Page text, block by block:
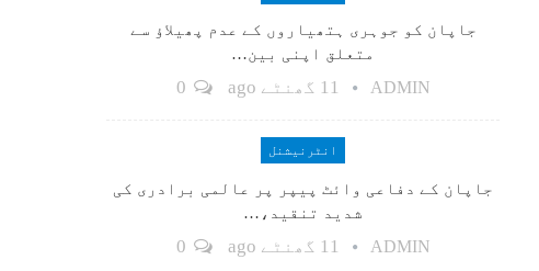
جاپان کو جوہری ہتھیاروں کے عدم پھیلاؤ سے
متعلق اپنی بین…
ADMIN 11 گھنٹے ago
انٹرنیشنل
جاپان کے دفاعی وائٹ پیپر پر عالمی برادری کی
شدید تنقید،…
ADMIN 11 گھنٹے ago